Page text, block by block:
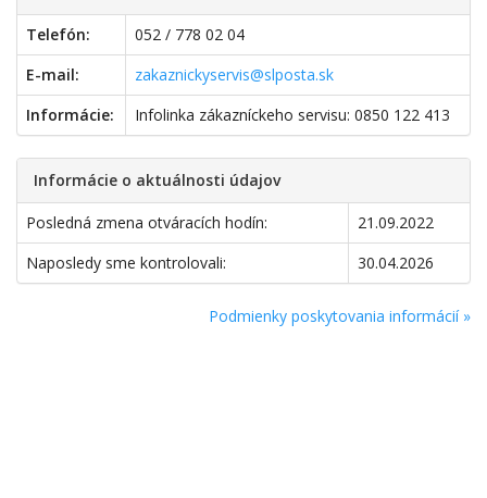
Telefón:
052 / 778 02 04
E-mail:
zakaznickyservis@slposta.sk
Informácie:
Infolinka zákazníckeho servisu: 0850 122 413
Informácie o aktuálnosti údajov
Posledná zmena otváracích hodín:
21.09.2022
Naposledy sme kontrolovali:
30.04.2026
Podmienky poskytovania informácií »